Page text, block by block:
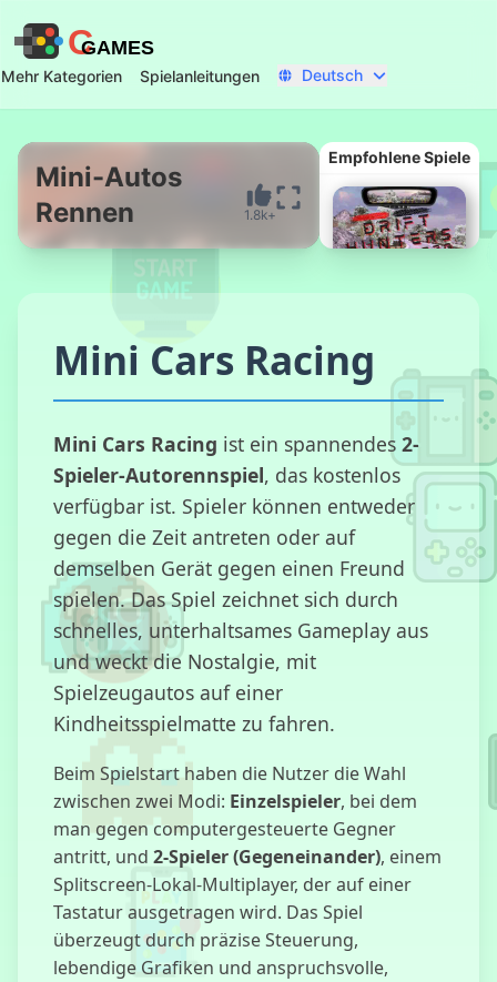
CGAMES
Mehr Kategorien Spielanleitungen Deutsch
Mini-Autos
Rennen
1.8k+
Empfohlene Spiele
Drift Hunters
Pro
Stickman
Parkour
Racer Pro
Autobahn
Autos
Mini Cars Racing
Mini Cars Racing ist ein spannendes 2-
Spieler-Autorennspiel, das kostenlos
verfügbar ist. Spieler können entweder
gegen die Zeit antreten oder auf
demselben Gerät gegen einen Freund
spielen. Das Spiel zeichnet sich durch
schnelles, unterhaltsames Gameplay aus
und weckt die Nostalgie, mit
Spielzeugautos auf einer
Kindheitsspielmatte zu fahren.
Beim Spielstart haben die Nutzer die Wahl
zwischen zwei Modi: Einzelspieler, bei dem
man gegen computergesteuerte Gegner
antritt, und 2-Spieler (Gegeneinander), einem
Splitscreen-Lokal-Multiplayer, der auf einer
Tastatur ausgetragen wird. Das Spiel
überzeugt durch präzise Steuerung,
lebendige Grafiken und anspruchsvolle,